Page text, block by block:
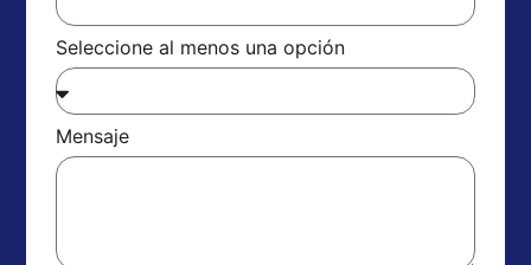
Seleccione al menos una opción
Mensaje